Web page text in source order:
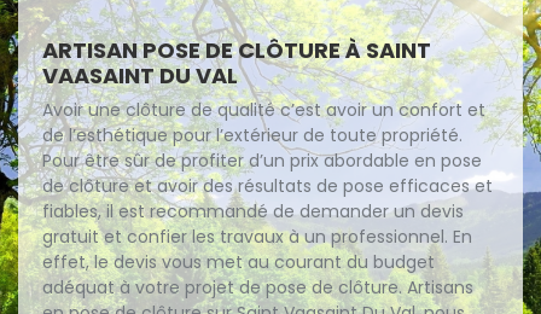
ARTISAN POSE DE CLÔTURE À SAINT
VAASAINT DU VAL
Avoir une clôture de qualité c’est avoir un confort et
de l’esthétique pour l’extérieur de toute propriété.
Pour être sûr de profiter d’un prix abordable en pose
de clôture et avoir des résultats de pose efficaces et
fiables, il est recommandé de demander un devis
gratuit et confier les travaux à un professionnel. En
effet, le devis vous met au courant du budget
adéquat à votre projet de pose de clôture. Artisans